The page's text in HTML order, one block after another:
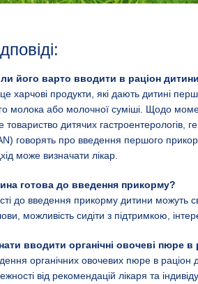
його варто вводити в раціон
харчові продукти, які дають дитині
молока або молочної суміші. Щодо
дитячих гастроентерологів,
говорять про введення першого
може визначати лікар.
готова до введення прикорму?
до введення прикорму дитини можуть
можливість сидіти з підтримкою,
вводити органічні овочеві пюре в
органічних овочевих пюре в раціон
від рекомендацій лікаря та